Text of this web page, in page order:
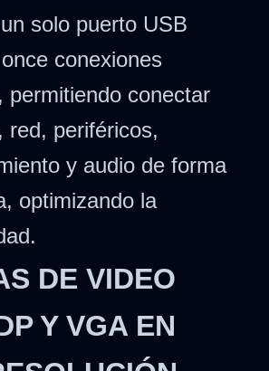
solo puerto USB
conexiones
permitiendo conectar
red, periféricos,
y audio de forma
optimizando la
DE VIDEO
Y VGA EN